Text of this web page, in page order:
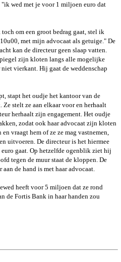
wed met je voor 1 miljoen euro dat
om een groot bedrag gaat, stel ik
met mijn advocaat als getuige." De
kan de directeur geen slaap vatten.
zijn kloten langs alle mogelijke
vierkant. Hij gaat de weddenschap
stapt het oudje het kantoor van de
stelt ze aan elkaar voor en herhaalt
herhaalt zijn engagement. Het oudje
zodat ook haar advocaat zijn kloten
vraagt hem of ze ze mag vastnemen,
uitvoeren. De directeur is het hiermee
gaat. Op hetzelfde ogenblik ziet hij
tegen de muur staat de kloppen. De
de hand is met haar advocaat.
heeft voor 5 miljoen dat ze rond
de Fortis Bank in haar handen zou